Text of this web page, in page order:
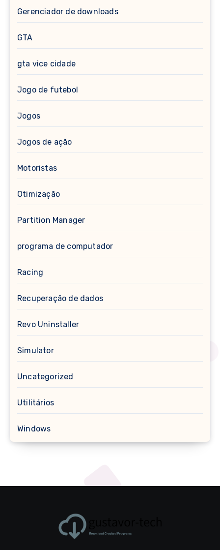
Gerenciador de downloads
GTA
gta vice cidade
Jogo de futebol
Jogos
Jogos de ação
Motoristas
Otimização
Partition Manager
programa de computador
Racing
Recuperação de dados
Revo Uninstaller
Simulator
Uncategorized
Utilitários
Windows